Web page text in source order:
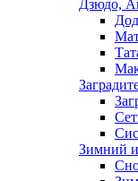
Дзюдо,
Зимний